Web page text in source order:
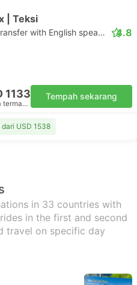
| Teksi
Daytrip private transfer with English speaking driver 4.8
1133
kenderaan, semua termasuk
Tempah sekarang
USD 1538
in 33 countries with
in the first and second
travel on specific day